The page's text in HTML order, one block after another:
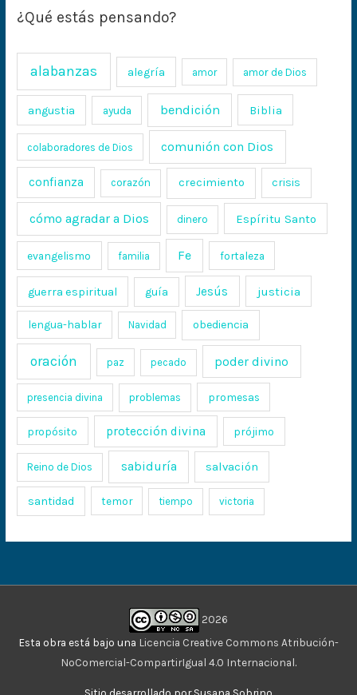
¿Qué estás pensando?
alabanzas alegría amor amor de Dios
angustia ayuda bendición Biblia
colaboradores de Dios comunión con Dios
confianza corazón crecimiento crisis
cómo agradar a Dios dinero Espíritu Santo
evangelismo familia Fe fortaleza
guerra espiritual guía Jesús justicia
lengua-hablar Navidad obediencia
oración paz pecado poder divino
presencia divina problemas promesas
propósito protección divina prójimo
Reino de Dios sabiduría salvación
santidad temor tiempo victoria
2026
Esta obra está bajo una Licencia Creative Commons Atribución-
NoComercial-CompartirIgual 4.0 Internacional.